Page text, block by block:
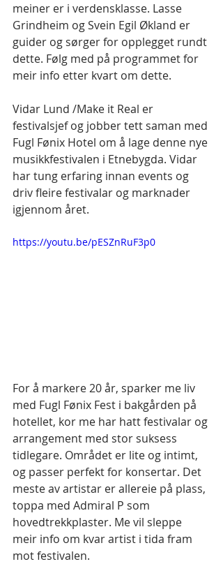
meiner er i verdensklasse. Lasse
Grindheim og Svein Egil Økland er
guider og sørger for opplegget rundt
dette. Følg med på programmet for
meir info etter kvart om dette.
Vidar Lund /Make it Real er
festivalsjef og jobber tett saman med
Fugl Fønix Hotel om å lage denne nye
musikkfestivalen i Etnebygda. Vidar
har tung erfaring innan events og
driv fleire festivalar og marknader
igjennom året.
https://youtu.be/pESZnRuF3p0
For å markere 20 år, sparker me liv
med Fugl Fønix Fest i bakgården på
hotellet, kor me har hatt festivalar og
arrangement med stor suksess
tidlegare. Området er lite og intimt,
og passer perfekt for konsertar. Det
meste av artistar er allereie på plass,
toppa med Admiral P som
hovedtrekkplaster. Me vil sleppe
meir info om kvar artist i tida fram
mot festivalen.